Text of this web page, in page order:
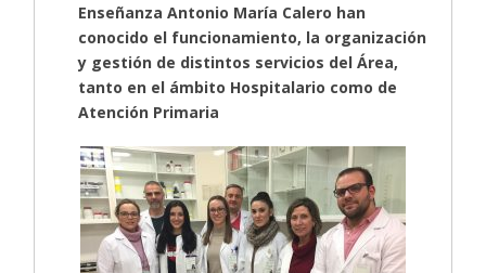
Enseñanza Antonio María Calero han
conocido el funcionamiento, la organización
y gestión de distintos servicios del Área,
tanto en el ámbito Hospitalario como de
Atención Primaria